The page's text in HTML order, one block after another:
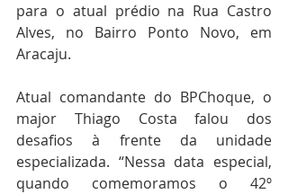
para o atual prédio na Rua Castro
Alves, no Bairro Ponto Novo, em
Aracaju.
Atual comandante do BPChoque, o
major Thiago Costa falou dos
desafios à frente da unidade
especializada. “Nessa data especial,
quando comemoramos o 42º